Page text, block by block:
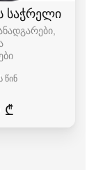
ელექტრო
საჭრელი
წინ
₾